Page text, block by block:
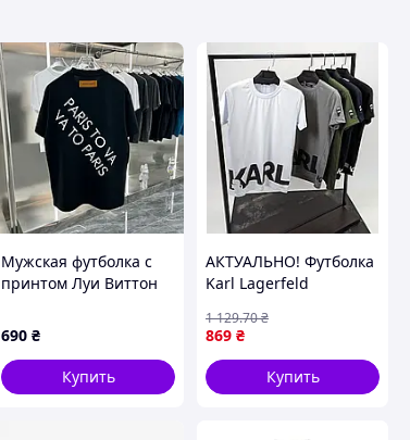
Мужская футболка с
принтом Луи Виттон
Черный, XS
690 ₴
Купить
АКТУАЛЬНО! Футболка
Karl Lagerfeld
869 ₴
1 129.70₴
Купить